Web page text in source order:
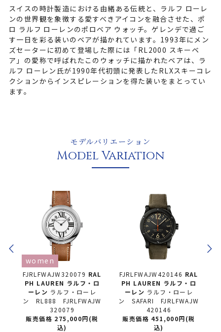
スイスの時計製造における由緒ある伝統と、ラルフ ローレ
ンの世界観を象徴する愛すべきアイコンを融合させた、ポ
ロ ラルフ ローレンのポロベア ウォッチ。ゲレンデで過ご
す一日を彩る装いのベアが描かれています。1993年にメン
ズセーターに初めて登場した際には「RL2000 スキーベ
ア」の愛称で呼ばれたこのウォッチに描かれたベアは、ラ
ルフ ローレン氏が1990年代初頭に発表したRLXスキーコレ
クションからインスピレーションを得た装いをまとってい
ます。
モデルバリエーション
Model Variation
FJRLFWAJW320079 RAL
PH LAUREN ラルフ・ロ
ーレン ラルフ・ローレ
ン RL888 FJRLFWAJW
320079
women
販売価格 275,000円(税
込)
FJRLFWAJW420146 RAL
PH LAUREN ラルフ・ロ
ーレン ラルフ・ローレ
ン SAFARI FJRLFWAJW
420146
販売価格 451,000円(税
込)